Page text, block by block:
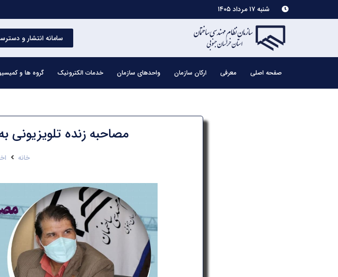
شنبه ۱۷ مرداد ۱۴۰۵
سامانه انتشار و
صفحه اصلی معرفی ارکان سازمان واحدهای سازمان خدمات الکترونیک گروه ها و
مصاحبه زنده
خانه